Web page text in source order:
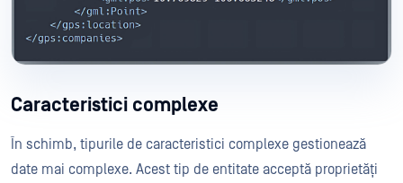
Caracteristici complexe
În schimb, tipurile de caracteristici complexe gestionează
date mai complexe. Acest tip de entitate acceptă proprietăți